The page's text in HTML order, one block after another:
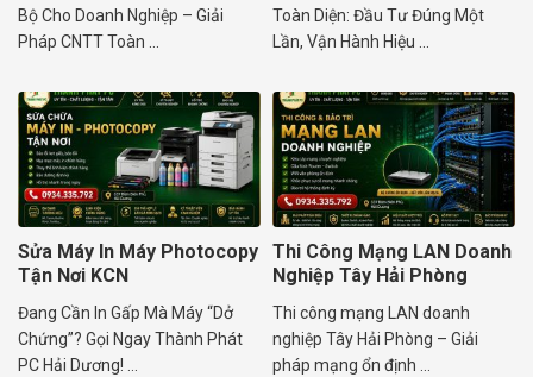
Bộ Cho Doanh Nghiệp – Giải
Pháp CNTT Toàn ...
Toàn Diện: Đầu Tư Đúng Một
Lần, Vận Hành Hiệu ...
Sửa Máy In Máy Photocopy
Tận Nơi KCN
Đang Cần In Gấp Mà Máy “Dở
Chứng”? Gọi Ngay Thành Phát
PC Hải Dương! ...
Thi Công Mạng LAN Doanh
Nghiệp Tây Hải Phòng
Thi công mạng LAN doanh
nghiệp Tây Hải Phòng – Giải
pháp mạng ổn định ...